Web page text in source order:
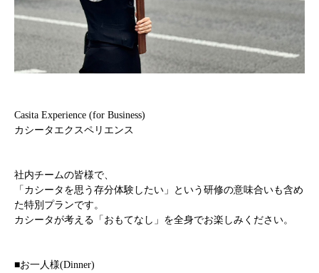
Casita Experience (for Business)
カシータエクスペリエンス
社内チームの皆様で、
「カシータを思う存分体験したい」という研修の意味合いも含め
た特別プランです。
カシータが考える「おもてなし」を全身でお楽しみください。
■お一人様(Dinner)